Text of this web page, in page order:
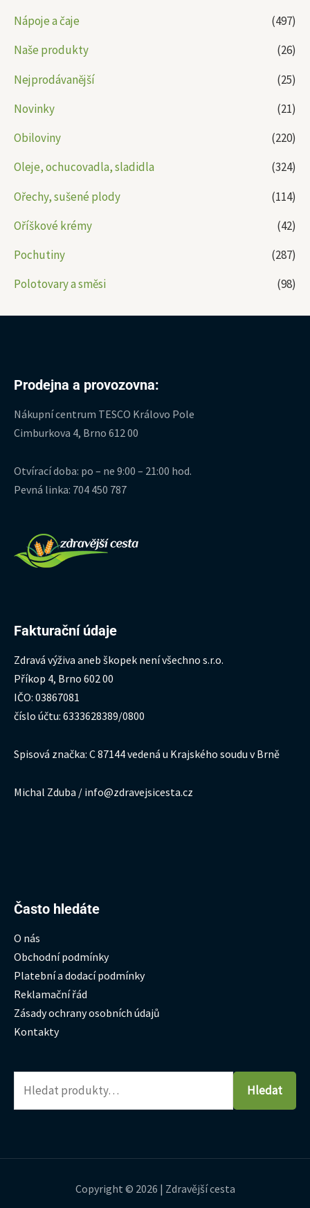
Nápoje a čaje
(497)
Naše produkty
(26)
Nejprodávanější
(25)
Novinky
(21)
Obiloviny
(220)
Oleje, ochucovadla, sladidla
(324)
Ořechy, sušené plody
(114)
Oříškové krémy
(42)
Pochutiny
(287)
Polotovary a směsi
(98)
Prodejna a provozovna:
Nákupní centrum TESCO Královo Pole
Cimburkova 4, Brno 612 00
Otvírací doba: po – ne 9:00 – 21:00 hod.
Pevná linka: 704 450 787
Fakturační údaje
Zdravá výživa aneb škopek není všechno s.r.o.
Příkop 4, Brno 602 00
IČO: 03867081
číslo účtu: 6333628389/0800
Spisová značka: C 87144 vedená u Krajského soudu v Brně
Michal Zduba / info@zdravejsicesta.cz
Často hledáte
O nás
Obchodní podmínky
Platební a dodací podmínky
Reklamační řád
Zásady ochrany osobních údajů
Kontakty
Hledat:
Hledat
Copyright © 2026 | Zdravější cesta